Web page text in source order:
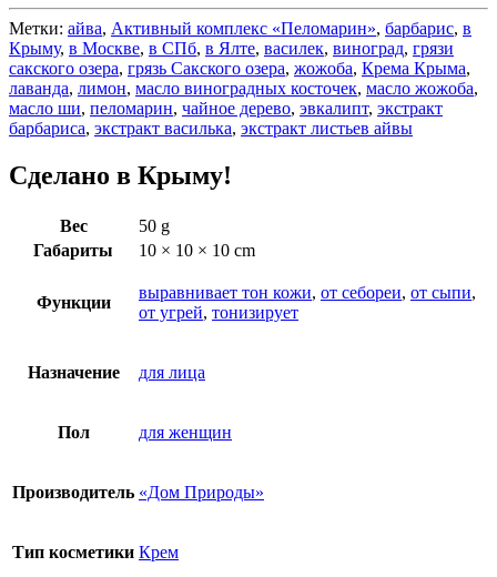
Метки: айва, Активный комплекс «Пеломарин», барбарис, в
Крыму, в Москве, в СПб, в Ялте, василек, виноград, грязи
сакского озера, грязь Сакского озера, жожоба, Крема Крыма,
лаванда, лимон, масло виноградных косточек, масло жожоба,
масло ши, пеломарин, чайное дерево, эвкалипт, экстракт
барбариса, экстракт василька, экстракт листьев айвы
Сделано в Крыму!
Вес
50 g
Габариты
10 × 10 × 10 cm
Функции
выравнивает тон кожи, от себореи, от сыпи,
от угрей, тонизирует
Назначение для лица
Пол для женщин
Производитель «Дом Природы»
Тип косметики Крем